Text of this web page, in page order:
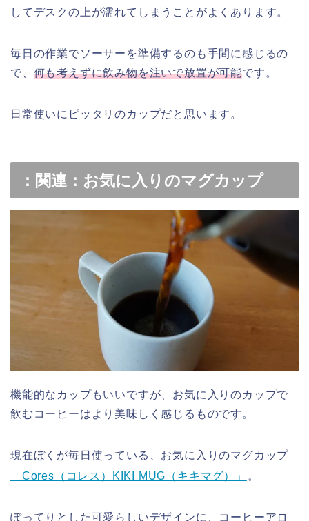
してデスクの上が濡れてしまうことがよくあります。
毎日の作業でソーサーを準備するのも手間に感じるの
で、 何も考えずに飲み物を注いで放置が可能です。
日常使いにピッタリのカップだと思います。
：関連：お気に入りのマグカップ
機能的なカップもいいですが、お気に入りのカップで
飲むコーヒーはより美味しく感じるものです。
現在ぼくが毎日使っている、お気に入りのマグカップ
「Cores（コレス）KIKI MUG（キキマグ）」
。
ぽってりとした可愛らしいデザインに、コーヒーアロ